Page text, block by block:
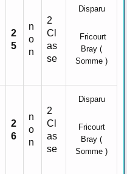
2
5
n
o
n
2
Cl
as
se
Disparu
Fricourt
Bray (
Somme )
2
6
n
o
n
2
Cl
as
se
Disparu
Fricourt
Bray (
Somme )